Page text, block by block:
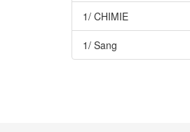
1/ CHIMIE
1/ Sang